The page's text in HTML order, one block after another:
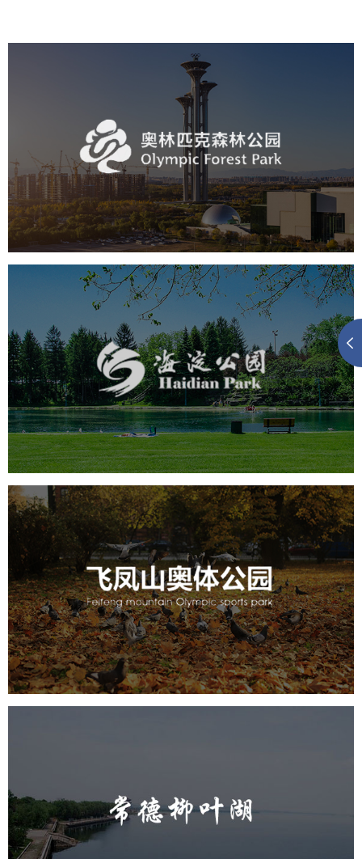
奥体森林公园
旅游休闲 公园 AI人工智能
智慧公园
智慧体育公园
智能步道 智能大数据平台
海淀公园
旅游休闲 公园 AI人工智能 智慧公园
智能步道
智能大数据平台
AR太极 智能语音亭
飞凤山奥体公园
旅游休闲 公园 AI人工智能
智慧公园
智慧体育公园
智能步道 智能大数据平台
AR太极
智能体测
旅游休闲